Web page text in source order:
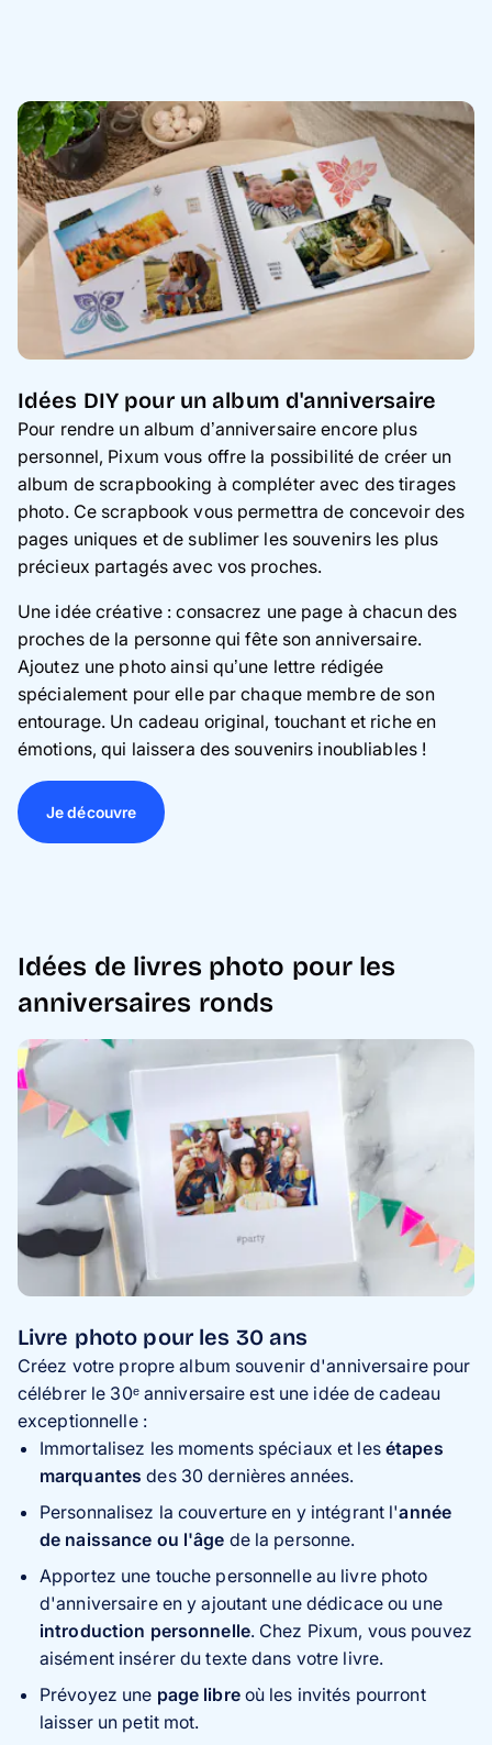
Idées DIY pour un album d'anniversaire
Pour rendre un album d’anniversaire encore plus
personnel, Pixum vous offre la possibilité de créer un
album de scrapbooking à compléter avec des tirages
photo. Ce scrapbook vous permettra de concevoir des
pages uniques et de sublimer les souvenirs les plus
précieux partagés avec vos proches.
Une idée créative : consacrez une page à chacun des
proches de la personne qui fête son anniversaire.
Ajoutez une photo ainsi qu’une lettre rédigée
spécialement pour elle par chaque membre de son
entourage. Un cadeau original, touchant et riche en
émotions, qui laissera des souvenirs inoubliables !
Je découvre
Idées de livres photo pour les
anniversaires ronds
Livre photo pour les 30 ans
Créez votre propre album souvenir d'anniversaire pour
célébrer le 30ᵉ anniversaire est une idée de cadeau
exceptionnelle :
Immortalisez les moments spéciaux et les étapes
marquantes des 30 dernières années.
Personnalisez la couverture en y intégrant l'année
de naissance ou l'âge de la personne.
Apportez une touche personnelle au livre photo
d'anniversaire en y ajoutant une dédicace ou une
introduction personnelle. Chez Pixum, vous pouvez
aisément insérer du texte dans votre livre.
Prévoyez une page libreoù les invités pourront
laisser un petit mot.